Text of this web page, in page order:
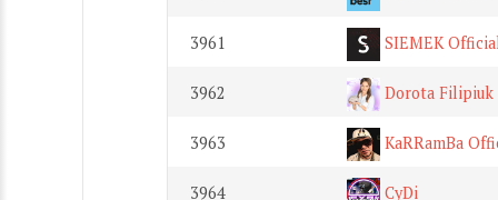
3961 SIEMEK
3962 Dorota Filipiuk
3963 KaRRamBa
3964 CyDi